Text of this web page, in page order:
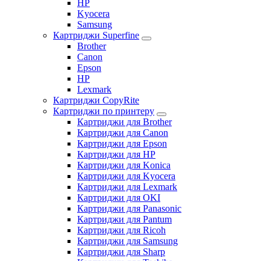
HP
Kyocera
Samsung
Картриджи Superfine
Brother
Canon
Epson
HP
Lexmark
Картриджи CopyRite
Картриджи по принтеру
Картриджи для Brother
Картриджи для Canon
Картриджи для Epson
Картриджи для HP
Картриджи для Konica
Картриджи для Kyocera
Картриджи для Lexmark
Картриджи для OKI
Картриджи для Panasonic
Картриджи для Pantum
Картриджи для Ricoh
Картриджи для Samsung
Картриджи для Sharp